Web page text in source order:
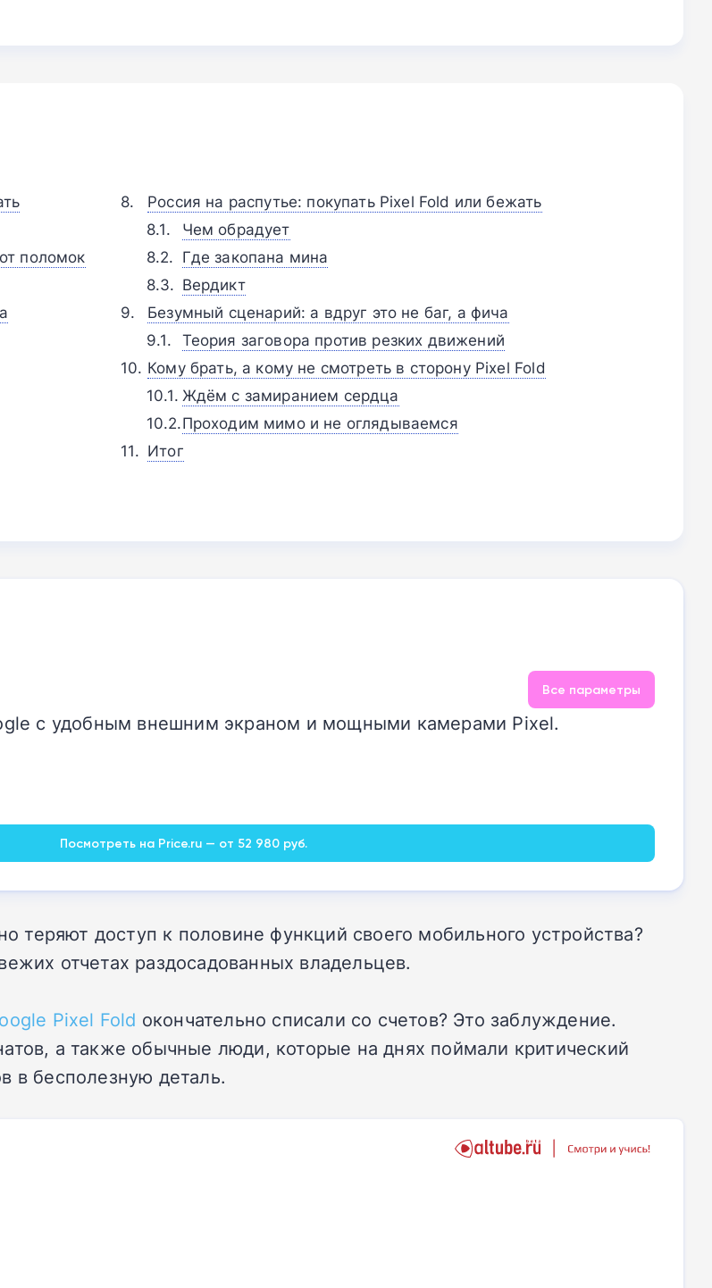
поломок
Россия на распутье: покупать Pixel Fold или бежать
Чем обрадует
Где закопана мина
Вердикт
Безумный сценарий: а вдруг это не баг, а фича
Теория заговора против резких движений
Кому брать, а кому не смотреть в сторону Pixel Fold
Ждём с замиранием сердца
Проходим мимо и не оглядываемся
Итог
Все параметры
с удобным внешним экраном и мощными камерами Pixel.
Посмотреть на Price.ru — от 52 980 руб.
теряют доступ к половине функций своего мобильного устройства?
отчетах раздосадованных владельцев.
Pixel Fold окончательно списали со счетов? Это заблуждение.
а также обычные люди, которые на днях поймали критический
в бесполезную деталь.